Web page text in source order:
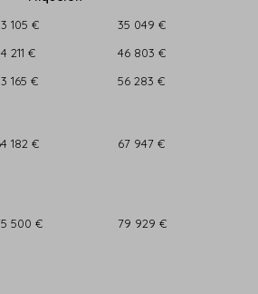
105 €
35 049 €
211 €
46 803 €
165 € 56 283 €
182 € 67 947 €
500 € 79 929 €